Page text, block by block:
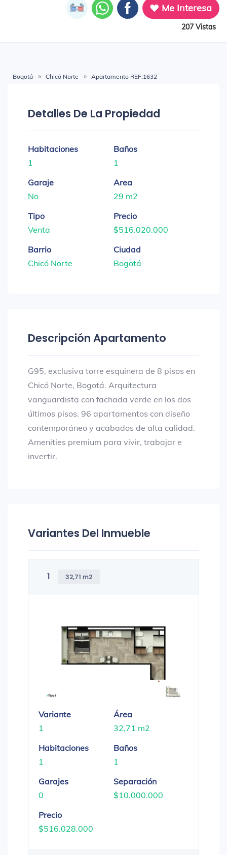
Me Interesa
207 Vistas
Bogotá Chicó Norte Apartamento REF:1632
Detalles De La Propiedad
Habitaciones
1
Baños
1
Garaje
No
Area
29 m2
Tipo
Venta
Precio
$516.020.000
Barrio
Chicó Norte
Ciudad
Bogotá
Descripción Apartamento
G95, exclusiva torre esquinera de 8 pisos en
Chicó Norte, Bogotá. Arquitectura
vanguardista con fachada verde en los dos
últimos pisos. 96 apartamentos con diseño
contemporáneo y acabados de alta calidad.
Amenities premium para vivir, trabajar e
invertir.
Variantes Del Inmueble
1 32,71 m2
Variante
1
Área
32,71 m2
Habitaciones
1
Baños
1
Garajes
0
Separación
$10.000.000
Precio
$516.028.000